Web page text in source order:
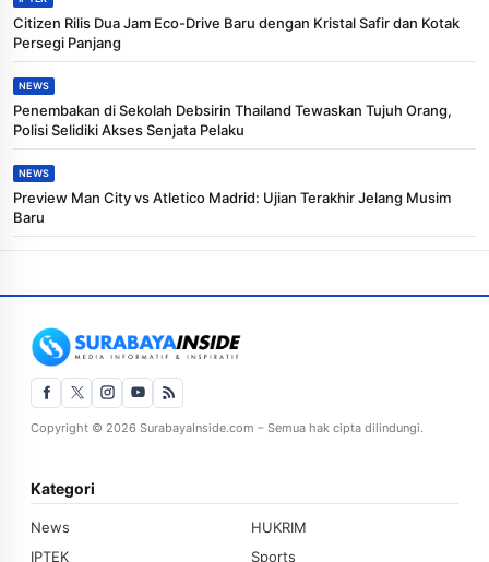
Citizen Rilis Dua Jam Eco-Drive Baru dengan Kristal Safir dan Kotak
Persegi Panjang
NEWS
Penembakan di Sekolah Debsirin Thailand Tewaskan Tujuh Orang,
Polisi Selidiki Akses Senjata Pelaku
NEWS
Preview Man City vs Atletico Madrid: Ujian Terakhir Jelang Musim
Baru
Copyright © 2026 SurabayaInside.com – Semua hak cipta dilindungi.
Kategori
News
HUKRIM
IPTEK
Sports